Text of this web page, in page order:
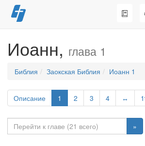
Перейти
к
Иоанн, глава 1
Библия Заокская Библия Иоанн 1
Описание 1 2 3 4 ↔
»